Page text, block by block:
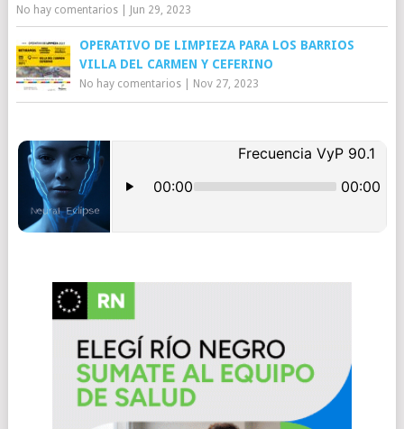
No hay comentarios| Jun 29, 2023
OPERATIVO DE LIMPIEZA PARA LOS BARRIOS
VILLA DEL CARMEN Y CEFERINO
No hay comentarios| Nov 27, 2023